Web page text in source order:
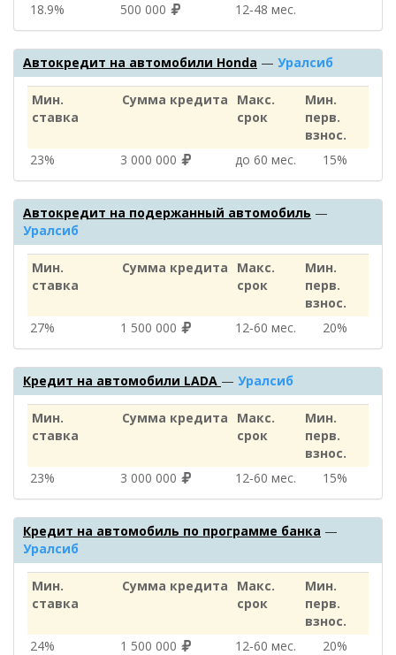
18.9%
500 000 12‑48 мес.
Автокредит на автомобили Honda — Уралсиб
Мин.
ставка
Сумма кредита
Макс.
срок
Мин.
перв.
взнос.
23%
3 000 000 до 60 мес. 15%
Автокредит на подержанный автомобиль —
Уралсиб
Мин.
ставка
Сумма кредита
Макс.
срок
Мин.
перв.
взнос.
27%
1 500 000 12‑60 мес. 20%
Кредит на автомобили LADA — Уралсиб
Мин.
ставка
Сумма кредита
Макс.
срок
Мин.
перв.
взнос.
23%
3 000 000 12‑60 мес. 15%
Кредит на автомобиль по программе банка —
Уралсиб
Мин.
ставка
Сумма кредита
Макс.
срок
Мин.
перв.
взнос.
24%
1 500 000 12‑60 мес. 20%